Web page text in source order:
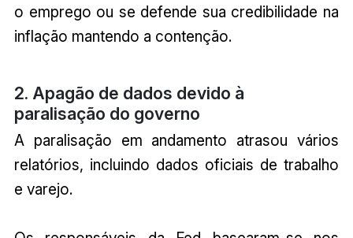
o emprego ou se defende sua credibilidade na
inflação mantendo a contenção.
2. Apagão de dados devido à
paralisação do governo
A paralisação em andamento atrasou vários
relatórios, incluindo dados oficiais de trabalho
e varejo.